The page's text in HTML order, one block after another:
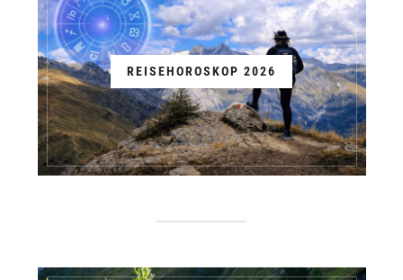
REISEHOROSKOP 2026